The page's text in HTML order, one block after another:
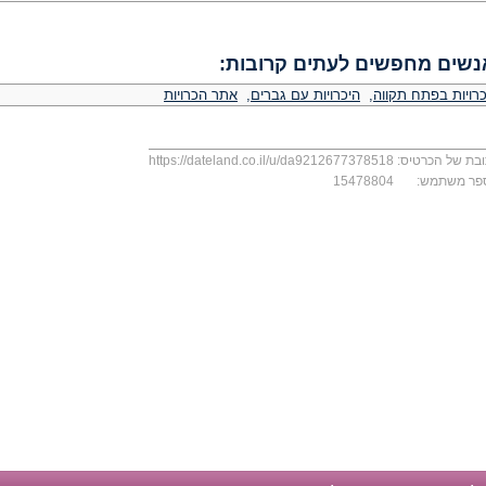
מחפשים לעתים קרובות:
בפתח תקווה, היכרויות עם גברים, אתר הכרויות
של הכרטיס: https://dateland.co.il/u/da9212677378518
משתמש:
15478804